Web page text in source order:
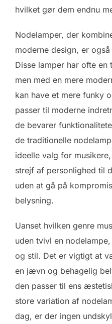
hvilket gør dem endnu
Nodelamper, der
moderne design, er
Disse lamper har ofte
men med en mere
kan have et mere funky
passer til moderne
de bevarer
de traditionelle
ideelle valg for
strejf af personlighed til
uden at gå på
belysning.
Uanset hvilken genre
uden tvivl en
og stil. Det er vigtigt at
en jævn og behagelig
den passer til ens
store variation af
dag, er der ingen